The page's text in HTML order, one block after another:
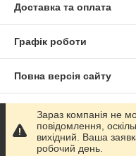
Доставка та оплата
Графік роботи
Повна версія сайту
Сайт створено на
Політика
Зараз компанія не
повідомлення,
вихідний. Ваша
робочий день.